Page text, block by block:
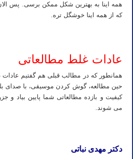
همه اینا به بهترین شکل ممکن برسی. پس
که از همه اینا خوشگل تره.
عادات غلط مطالعاتی
همانطور که در مطالب قبلی هم گفتیم عادات
حین مطالعه، گوش کردن موسیقی، با صدای
کیفیت و بازده مطالعاتی شما پایین بیاد
می شوند.
دکتر مهدی نباتی